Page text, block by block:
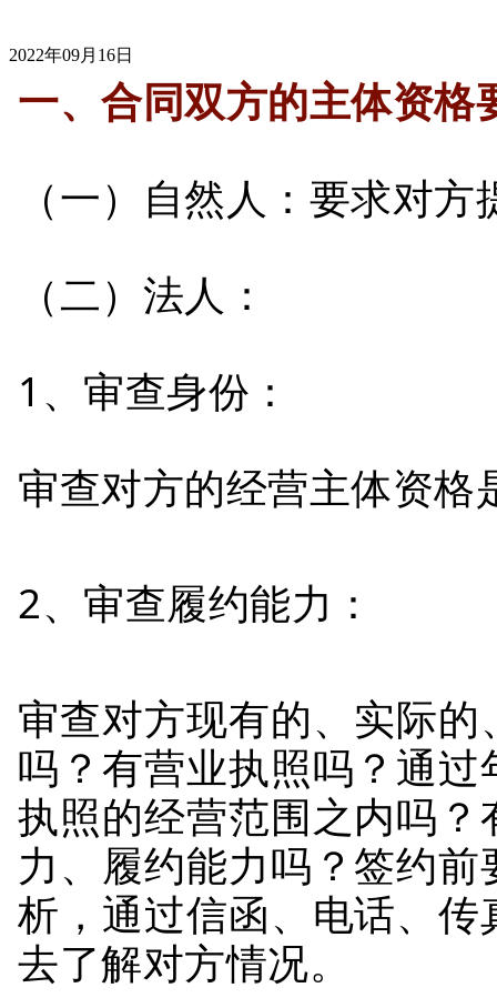
2022年09月16日
一、合同双方的主体资格
（一）自然人：要求对
（二）法人：
1、审查身份：
审查对方的经营主体资
2、审查履约能力：
审查对方现有的、实际
吗？有营业执照吗？通
执照的经营范围之内吗
力、履约能力吗？签约
析，通过信函、电话、
去了解对方情况。